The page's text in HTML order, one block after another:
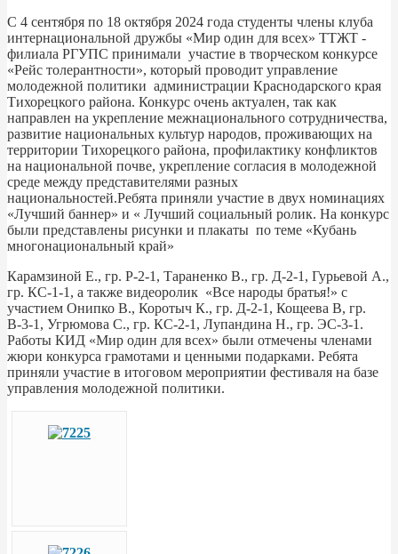
С 4 сентября по 18 октября 2024 года студенты члены клуба
интернациональной дружбы «Мир один для всех» ТТЖТ -
филиала РГУПС принимали участие в творческом конкурсе
«Рейс толерантности», который проводит управление
молодежной политики администрации Краснодарского края
Тихорецкого района. Конкурс очень актуален, так как
направлен на укрепление межнационального сотрудничества,
развитие национальных культур народов, проживающих на
территории Тихорецкого района, профилактику конфликтов
на национальной почве, укрепление согласия в молодежной
среде между представителями разных
национальностей.Ребята приняли участие в двух номинациях
«Лучший баннер» и « Лучший социальный ролик. На конкурс
были представлены рисунки и плакаты по теме «Кубань
многонациональный край»
Карамзиной Е., гр. Р-2-1, Тараненко В., гр. Д-2-1, Гурьевой А.,
гр. КС-1-1, а также видеоролик «Все народы братья!» с
участием Онипко В., Коротыч К., гр. Д-2-1, Кощеева В, гр.
В-3-1, Угрюмова С., гр. КС-2-1, Лупандина Н., гр. ЭС-3-1.
Работы КИД «Мир один для всех» были отмечены членами
жюри конкурса грамотами и ценными подарками. Ребята
приняли участие в итоговом мероприятии фестиваля на базе
управления молодежной политики.